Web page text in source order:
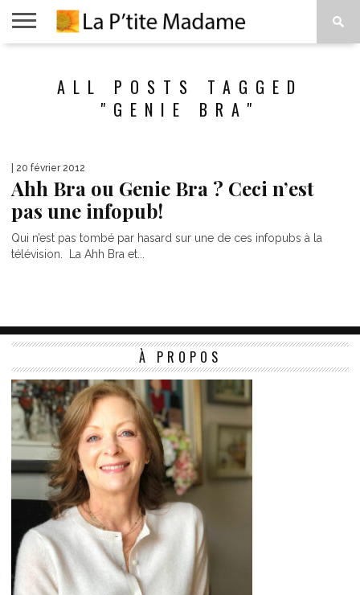
VIVRE
PROPOSALL POSTS TAGGED
"GENIE BRA"
| 20 février 2012
Ahh Bra ou Genie Bra ? Ceci n’est
pas une infopub!
Qui n’est pas tombé par hasard sur une de ces infopubs à la
télévision. La Ahh Bra et...
À PROPOS